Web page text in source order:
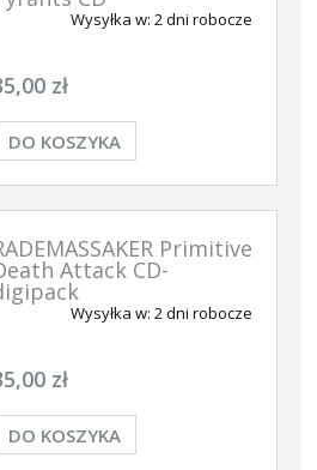
Wysyłka w: 2 dni robocze
zł
DO KOSZYKA
Primitive
Attack CD-
Wysyłka w: 2 dni robocze
zł
DO KOSZYKA